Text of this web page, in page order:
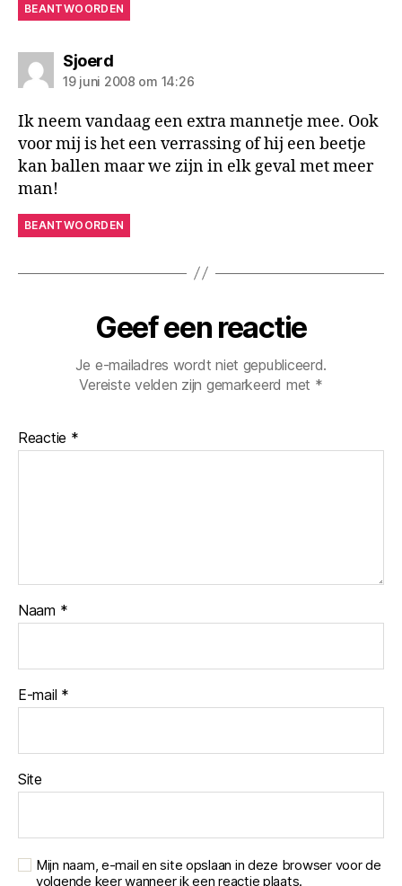
BEANTWOORDEN
Sjoerdzegt:
19 juni 2008 om 14:26
Ik neem vandaag een extra mannetje mee. Ook
voor mij is het een verrassing of hij een beetje
kan ballen maar we zijn in elk geval met meer
man!
BEANTWOORDEN
Geef een reactie
Je e-mailadres wordt niet gepubliceerd.
Vereiste velden zijn gemarkeerd met *
Reactie *
Naam *
E-mail *
Site
Mijn naam, e-mail en site opslaan in deze browser voor de
volgende keer wanneer ik een reactie plaats.